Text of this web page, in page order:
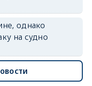
однако
на судно